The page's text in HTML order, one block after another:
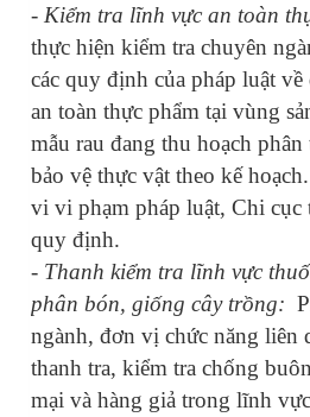
- Kiểm tra lĩnh vực an toàn
thực hiện kiểm tra chuyên
các quy định của pháp luật
an toàn thực phẩm tại vùng
mẫu rau đang thu hoạch
bảo vệ thực vật theo kế hoạch.
vi vi phạm pháp luật, Chi cục
quy định.
- Thanh kiểm tra lĩnh vực
phân bón, giống cây trồng: P
ngành, đơn vị chức năng liên
thanh tra, kiểm tra chống
mại và hàng giả trong lĩnh